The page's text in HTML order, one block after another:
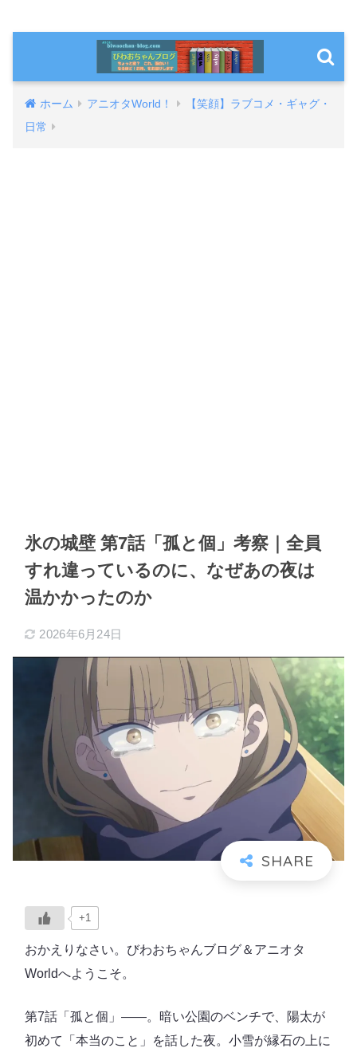
ホーム アニオタWorld！
【笑顔】ラブコメ・ギャグ・
日常
氷の城壁 第7話「孤と個」考察｜全員
すれ違っているのに、なぜあの夜は
温かかったのか
2026年6月24日
+1
おかえりなさい。びわおちゃんブログ＆アニオタ
Worldへようこそ。
第7話「孤と個」――。暗い公園のベンチで、陽太が
初めて「本当のこと」を話した夜。小雪が縁石の上に